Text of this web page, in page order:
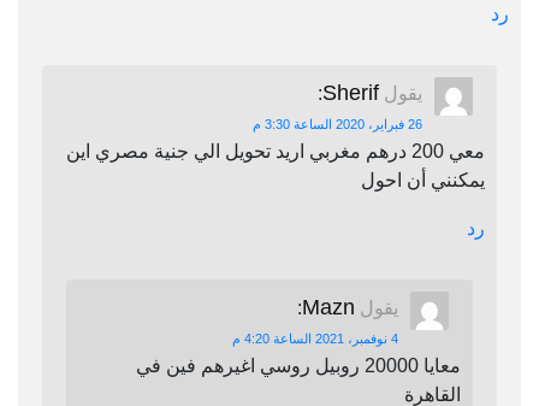
رد
يقول Sherif
:
26 فبراير، 2020 الساعة 3:30 م
معي 200 درهم مغربي اريد تحويل الي جنية مصري اين
يمكنني أن احول
رد
يقول Mazn
:
4 نوفمبر، 2021 الساعة 4:20 م
معايا 20000 روبيل روسي اغيرهم فين في
القاهرة